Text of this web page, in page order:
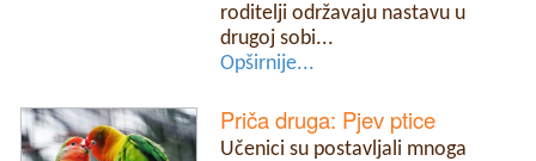
roditelji održavaju nastavu u
drugoj sobi...
Opširnije...
Priča druga: Pjev ptice
Učenici su postavljali mnoga